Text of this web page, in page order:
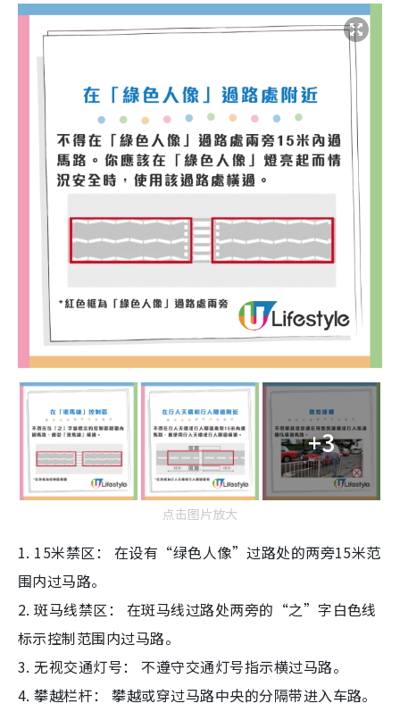
+3
点击图片放大
1. 15米禁区： 在设有“绿色人像”过路处的两旁15米范
围内过马路。
2. 斑马线禁区： 在斑马线过路处两旁的“之”字白色线
标示控制范围内过马路。
3. 无视交通灯号： 不遵守交通灯号指示横过马路。
4. 攀越栏杆： 攀越或穿过马路中央的分隔带进入车路。